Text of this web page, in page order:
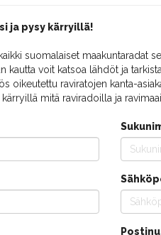
ja pysy kärryillä!
suomalaiset maakuntaradat
kautta voit katsoa lähdöt ja
oikeutettu raviratojen kanta-
mitä raviradoilla ja